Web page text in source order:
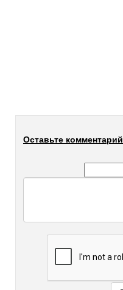
Оставьте комментарий